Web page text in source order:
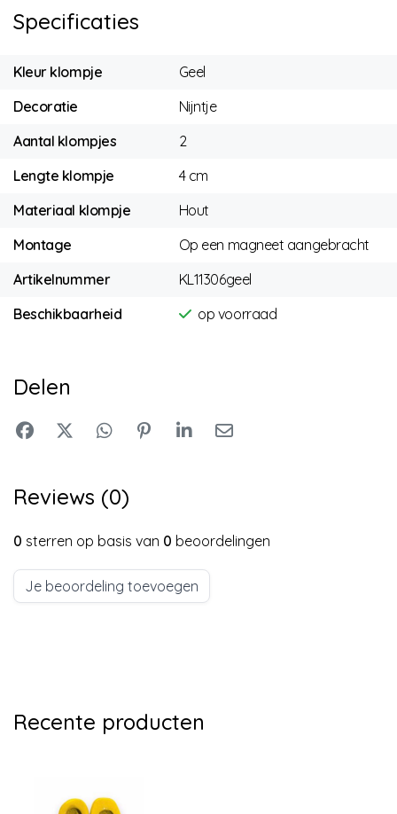
Specificaties
Kleur klompje
Geel
Decoratie
Nijntje
Aantal klompjes
2
Lengte klompje
4 cm
Materiaal klompje
Hout
Montage
Op een magneet aangebracht
Artikelnummer
KL11306geel
Beschikbaarheid
op voorraad
Delen
Reviews (0)
0 sterren op basis van 0 beoordelingen
Je beoordeling toevoegen
Recente producten